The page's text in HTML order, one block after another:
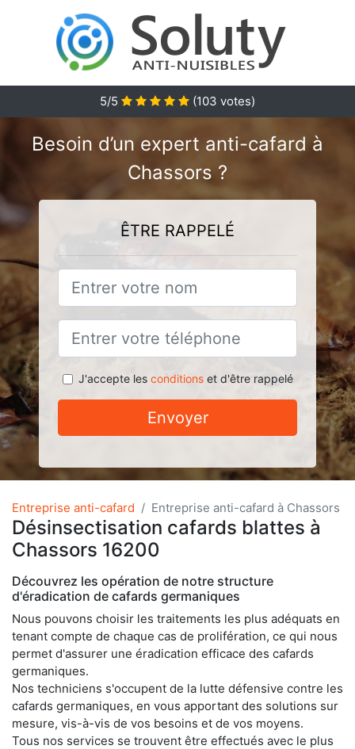
5/5 (103 votes)
Besoin d’un expert anti-cafard à
Chassors ?
ÊTRE RAPPELÉ
J'accepte les conditionset d'être rappelé
Envoyer
Entreprise anti-cafard Entreprise anti-cafard à Chassors
Désinsectisation cafards blattes à
Chassors 16200
Découvrez les opération de notre structure
d'éradication de cafards germaniques
Nous pouvons choisir les traitements les plus adéquats en
tenant compte de chaque cas de prolifération, ce qui nous
permet d'assurer une éradication efficace des cafards
germaniques.
Nos techniciens s'occupent de la lutte défensive contre les
cafards germaniques, en vous apportant des solutions sur
mesure, vis-à-vis de vos besoins et de vos moyens.
Tous nos services se trouvent être effectués avec le plus